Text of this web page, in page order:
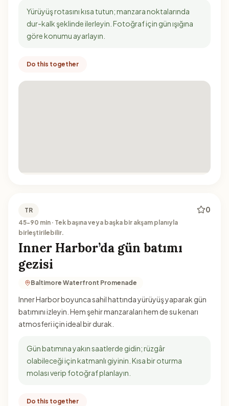
Yürüyüş rotasını kısa tutun; manzara noktalarında
dur-kalk şeklinde ilerleyin. Fotoğraf için gün ışığına
göre konumu ayarlayın.
Do this together
TR
45-90 min · Tek başına veya başka bir akşam planıyla
birleştirilebilir.
0
Inner Harbor’da gün batımı
gezisi
Baltimore Waterfront Promenade
Inner Harbor boyunca sahil hattında yürüyüş yaparak gün
batımını izleyin. Hem şehir manzaraları hem de su kenarı
atmosferi için ideal bir durak.
Gün batımına yakın saatlerde gidin; rüzgâr
olabileceği için katmanlı giyinin. Kısa bir oturma
molası verip fotoğraf planlayın.
Do this together